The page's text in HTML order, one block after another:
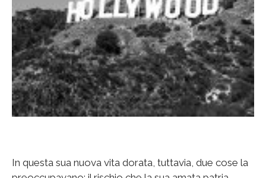
In questa sua nuova vita dorata, tuttavia, due cose la